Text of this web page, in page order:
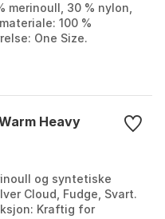
merinoull, 30 % nylon,
100 %
One Size.
Heavy
og syntetiske
Cloud, Fudge, Svart.
Kraftig for